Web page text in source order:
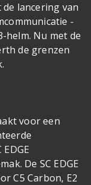
lancering van
-
helm. Nu met de
de grenzen
voor een
De SC EDGE
C5 Carbon, E2